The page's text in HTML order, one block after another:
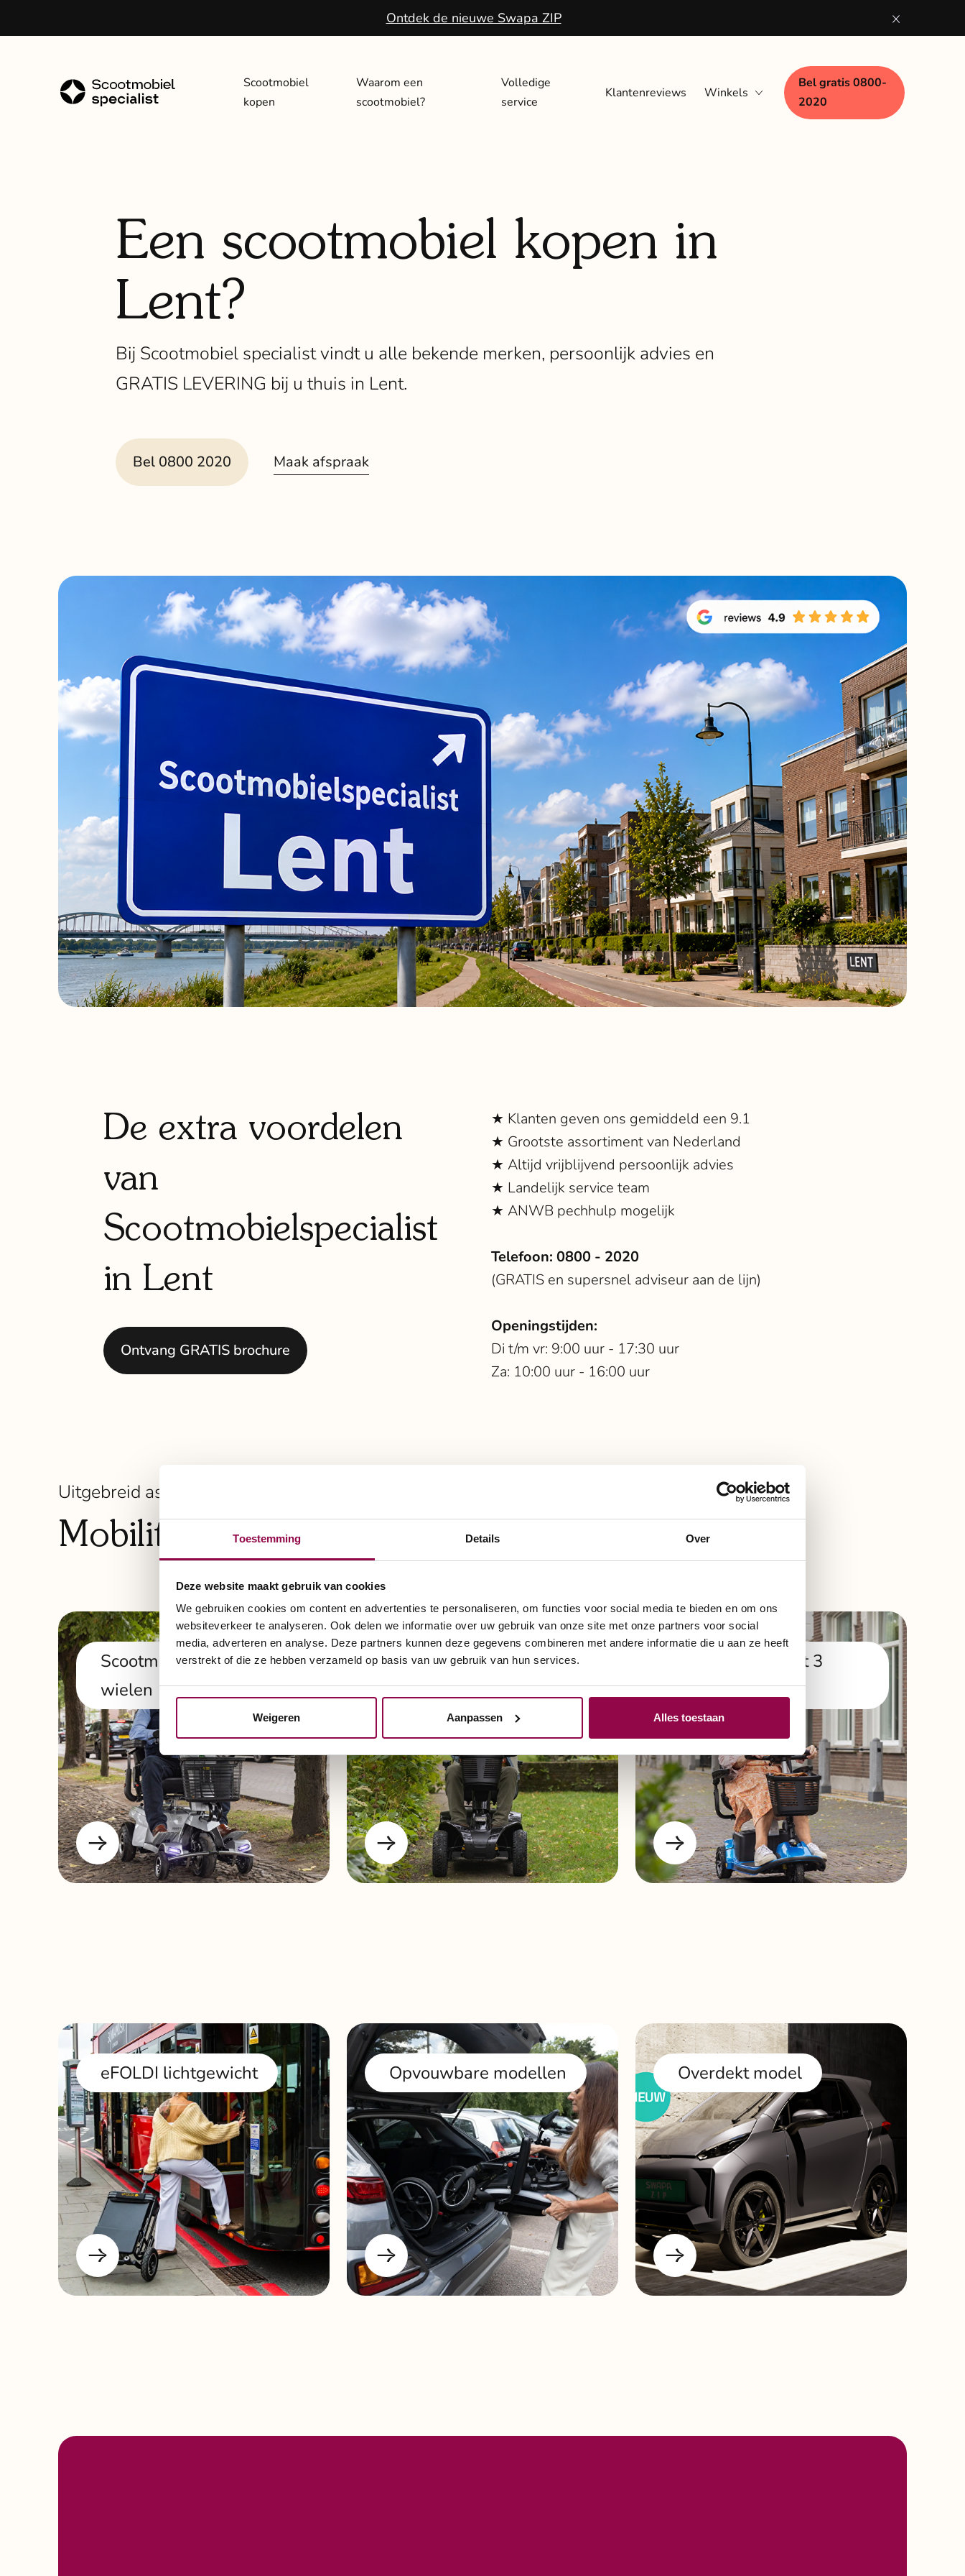
Toestemming Details Over
Deze website maakt gebruik van cookies
We gebruiken cookies om content en advertenties te personaliseren, om functies voor social media te bieden en om ons
websiteverkeer te analyseren. Ook delen we informatie over uw gebruik van onze site met onze partners voor social
media, adverteren en analyse. Deze partners kunnen deze gegevens combineren met andere informatie die u aan ze heeft
verstrekt of die ze hebben verzameld op basis van uw gebruik van hun services.
Weigeren Aanpassen Alles toestaan
Ontdek de nieuwe Swapa ZIP
Scootmobiel
kopen
Waarom een
scootmobiel?
Volledige
service
Klantenreviews
Winkels
Zaandam
Bekijk alle winkels
Bel gratis 0800-
2020
Een scootmobiel kopen in
Lent?
Bij Scootmobiel specialist vindt u alle bekende merken, persoonlijk advies en
GRATIS LEVERING bij u thuis in Lent.
Bel 0800 2020 Maak afspraak
De extra voordelen
van
Scootmobielspecialist
in Lent
Ontvang GRATIS brochure
★ Klanten geven ons gemiddeld een 9.1
★ Grootste assortiment van Nederland
★ Altijd vrijblijvend persoonlijk advies
★ Landelijk service team
★ ANWB pechhulp mogelijk
Telefoon: 0800 - 2020
(GRATIS en supersnel adviseur aan de lijn)
Openingstijden:
Di t/m vr: 9:00 uur - 17:30 uur
Za: 10:00 uur - 16:00 uur
Uitgebreid assortiment scootmobielen
Mobiliteit die past bij uw manier van leven
Scootmobiel met 5
wielen
Scootmobiel met 4
wielen
Scootmobiel met 3
wielen
eFOLDI lichtgewicht Opvouwbare modellen Overdekt model